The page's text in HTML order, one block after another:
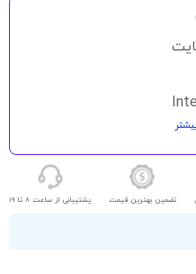
تضمین بهترین قیمت پشتیبانی از ساعت 8 تا 19